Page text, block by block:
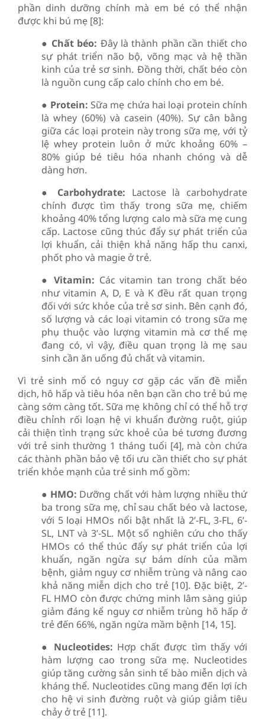
phần dinh dưỡng chính mà em bé có thể nhận
được khi bú mẹ [8]:
● Chất béo: Đây là thành phần cần thiết cho
sự phát triển não bộ, võng mạc và hệ thần
kinh của trẻ sơ sinh. Đồng thời, chất béo còn
là nguồn cung cấp calo chính cho em bé.
● Protein: Sữa mẹ chứa hai loại protein chính
là whey (60%) và casein (40%). Sự cân bằng
giữa các loại protein này trong sữa mẹ, với tỷ
lệ whey protein luôn ở mức khoảng 60% –
80% giúp bé tiêu hóa nhanh chóng và dễ
dàng hơn.
● Carbohydrate: Lactose là carbohydrate
chính được tìm thấy trong sữa mẹ, chiếm
khoảng 40% tổng lượng calo mà sữa mẹ cung
cấp. Lactose cũng thúc đẩy sự phát triển của
lợi khuẩn, cải thiện khả năng hấp thu canxi,
phốt pho và magie ở trẻ.
● Vitamin: Các vitamin tan trong chất béo
như vitamin A, D, E và K đều rất quan trọng
đối với sức khỏe của trẻ sơ sinh. Bên cạnh đó,
số lượng và các loại vitamin có trong sữa mẹ
phụ thuộc vào lượng vitamin mà cơ thể mẹ
đang có, vì vậy, điều quan trọng là mẹ sau
sinh cần ăn uống đủ chất và vitamin.
Vì trẻ sinh mổ có nguy cơ gặp các vấn đề miễn
dịch, hô hấp và tiêu hóa nên bạn cần cho trẻ bú mẹ
càng sớm càng tốt. Sữa mẹ không chỉ có thể hỗ trợ
điều chỉnh rối loạn hệ vi khuẩn đường ruột, giúp
cải thiện tình trạng sức khoẻ của bé tương đương
với trẻ sinh thường 1 tháng tuổi [4], mà còn chứa
các thành phần bảo vệ tối ưu cần thiết cho sự phát
triển khỏe mạnh của trẻ sinh mổ gồm:
● HMO: Dưỡng chất với hàm lượng nhiều thứ
ba trong sữa mẹ, chỉ sau chất béo và lactose,
với 5 loại HMOs nổi bật nhất là 2’-FL, 3-FL, 6’-
SL, LNT và 3’-SL. Một số nghiên cứu cho thấy
HMOs có thể thúc đẩy sự phát triển của lợi
khuẩn, ngăn ngừa sự bám dính của mầm
bệnh, giảm nguy cơ nhiễm trùng và nâng cao
khả năng miễn dịch cho trẻ [10]. Đặc biệt, 2’-
FL HMO còn được chứng minh lâm sàng giúp
giảm đáng kể nguy cơ nhiễm trùng hô hấp ở
trẻ đến 66%, ngăn ngừa mầm bệnh [14, 15].
● Nucleotides: Hợp chất được tìm thấy với
hàm lượng cao trong sữa mẹ. Nucleotides
giúp tăng cường sản sinh tế bào miễn dịch và
kháng thể. Nucleotides cũng mang đến lợi ích
cho hệ vi sinh đường ruột và giúp giảm tiêu
chảy ở trẻ [11].